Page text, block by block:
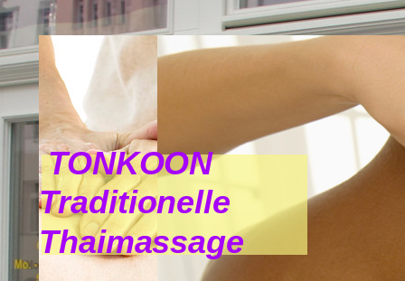
TONKOON
Traditionelle
Thaimassage